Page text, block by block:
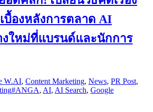
บื้องหลังการตลาด AI
งใหม่ที่แบรนด์และนักการ
W.AI, Content Marketing, News, PR Post,
#ANGA, AI, AI Search, Google